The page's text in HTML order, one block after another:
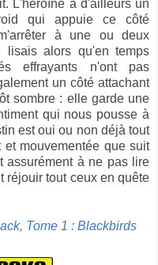
L'héroïne a d'ailleurs un
qui appuie ce côté
à une ou deux
lisais alors qu'en temps
effrayants n'ont pas
un côté attachant
sombre : elle garde une
qui nous pousse à
est oui ou non déjà tout
mouvementée que suit
assurément à ne pas lire
réjouir tout ceux en quête
Tome 1 : Blackbirds